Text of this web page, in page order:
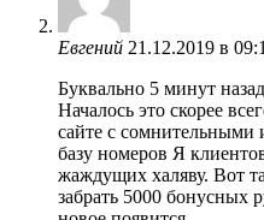
Евгений 21.12.2019 в
Буквально 5 минут
Началось это скорее
сайте с сомнительными
базу номеров Я
жаждущих халяву. Вот
забрать 5000 бонусных